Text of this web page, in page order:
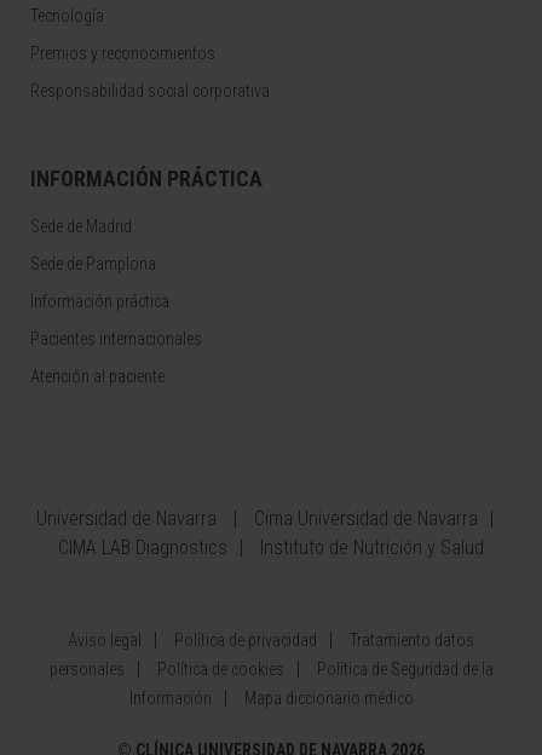
Tecnología
Premios y reconocimientos
Responsabilidad social corporativa
INFORMACIÓN PRÁCTICA
Sede de Madrid
Sede de Pamplona
Información práctica
Pacientes internacionales
Atención al paciente
Universidad de Navarra
Cima Universidad de Navarra
CIMA LAB Diagnostics
Instituto de Nutrición y Salud
Aviso legal Política de privacidad
Tratamiento datos
personales
Política de cookies
Política de Seguridad de la
Información
Mapa diccionario médico
© CLÍNICA UNIVERSIDAD DE NAVARRA 2026